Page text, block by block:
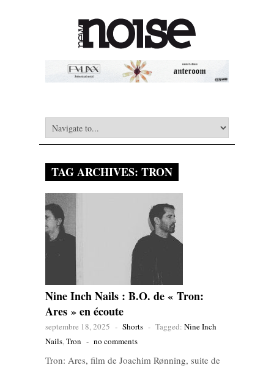
TAG ARCHIVES: TRON
Nine Inch Nails : B.O. de « Tron:
Ares » en écoute
septembre 18, 2025 - Shorts - Tagged: Nine Inch
Nails,Tron - no comments
Tron: Ares, film de Joachim Rønning, suite de